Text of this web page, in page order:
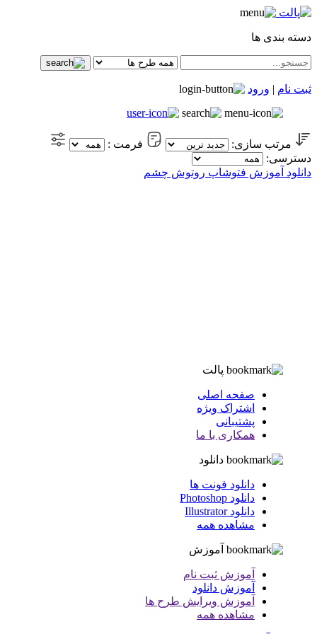
دسته بندی ها
ثبت نام | ورود
مرتب سازی:
فرمت :
دسترسی:
دانلود آموزش فتوشاپ روتوش چشم
پالت
صفحه اصلی
اشتراک ویژه
پشتیبانی
همکاری با ما
دانلود
دانلود فونت ها
دانلود Photoshop
دانلود Illustrator
مشاهده همه
آموزش
آموزش ثبت نام
آموزش دانلود
آموزش ویرایش طرح ها
مشاهده همه